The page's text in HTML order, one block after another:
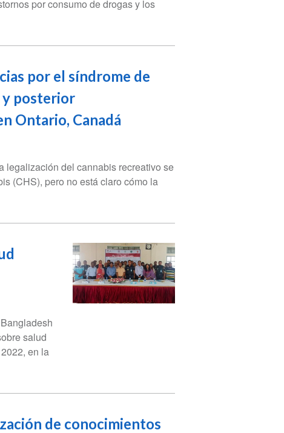
por consumo de drogas y los
por el síndrome de
y posterior
Ontario, Canadá
legalización del cannabis recreativo se
(CHS), pero no está claro cómo la
salud
en la
de conocimientos